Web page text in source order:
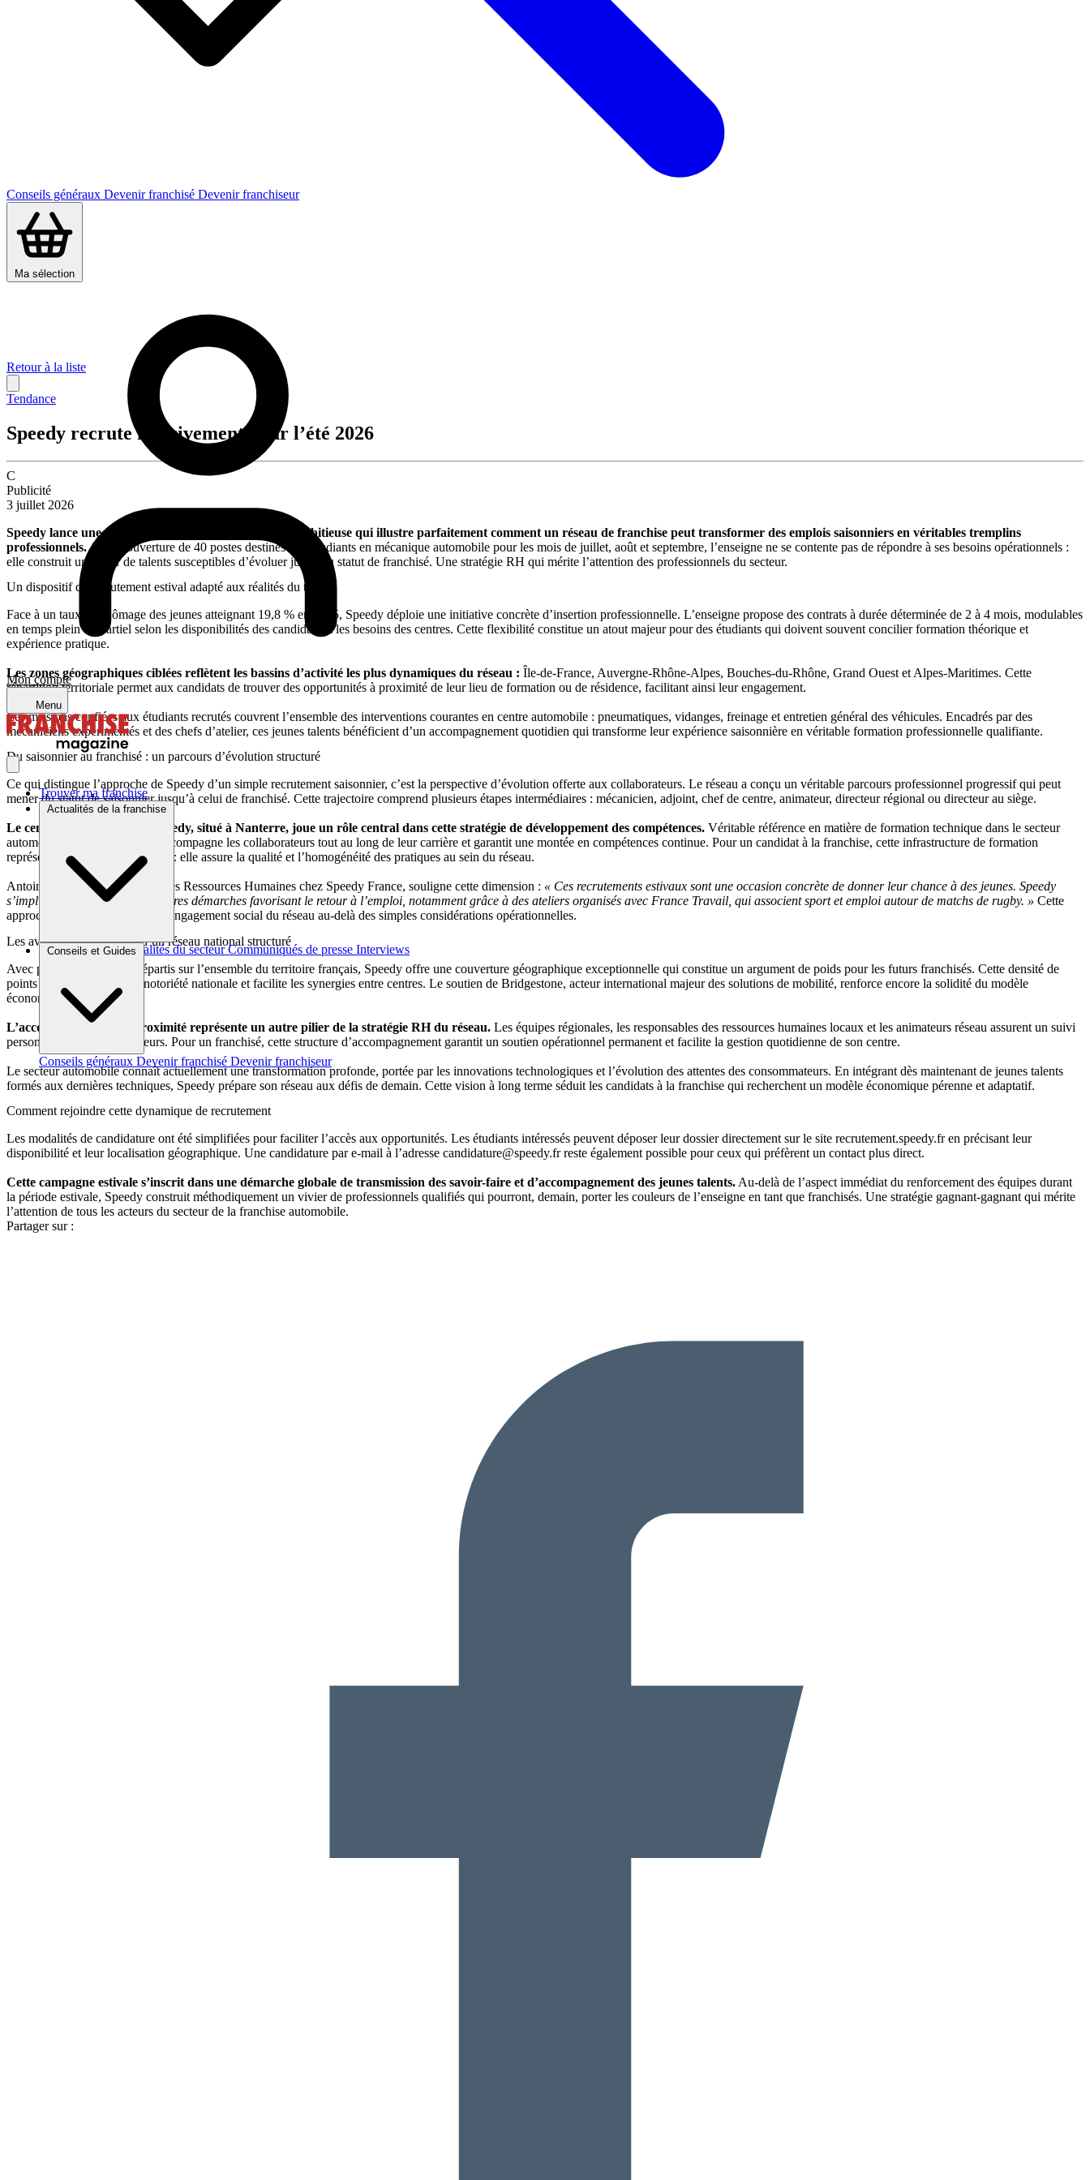
Conseils généraux Devenir franchisé Devenir franchiseur
Ma sélection
Mon compte
Menu
Trouver ma franchise
Actualités de la franchise
Brèves et actus Actualités du secteur Communiqués de presse Interviews
Conseils et Guides
Conseils généraux Devenir franchisé Devenir franchiseur
Retour à la liste
Tendance
Speedy recrute massivement pour l’été 2026
C
Publicité
3 juillet 2026
Speedy lance une campagne de recrutement estivale ambitieuse qui illustre parfaitement comment un réseau de franchise peut transformer des emplois saisonniers en véritables tremplins
professionnels.Avec l’ouverture de 40 postes destinés aux étudiants en mécanique automobile pour les mois de juillet, août et septembre, l’enseigne ne se contente pas de répondre à ses besoins opérationnels :
elle construit un vivier de talents susceptibles d’évoluer jusqu’au statut de franchisé. Une stratégie RH qui mérite l’attention des professionnels du secteur.
Un dispositif de recrutement estival adapté aux réalités du terrain
Face à un taux de chômage des jeunes atteignant 19,8 % en 2025, Speedy déploie une initiative concrète d’insertion professionnelle. L’enseigne propose des contrats à durée déterminée de 2 à 4 mois, modulables
en temps plein ou partiel selon les disponibilités des candidats et les besoins des centres. Cette flexibilité constitue un atout majeur pour des étudiants qui doivent souvent concilier formation théorique et
expérience pratique.
Les zones géographiques ciblées reflètent les bassins d’activité les plus dynamiques du réseau : Île-de-France, Auvergne-Rhône-Alpes, Bouches-du-Rhône, Grand Ouest et Alpes-Maritimes. Cette
répartition territoriale permet aux candidats de trouver des opportunités à proximité de leur lieu de formation ou de résidence, facilitant ainsi leur engagement.
Les missions confiées aux étudiants recrutés couvrent l’ensemble des interventions courantes en centre automobile : pneumatiques, vidanges, freinage et entretien général des véhicules. Encadrés par des
mécaniciens expérimentés et des chefs d’atelier, ces jeunes talents bénéficient d’un accompagnement quotidien qui transforme leur expérience saisonnière en véritable formation professionnelle qualifiante.
Du saisonnier au franchisé : un parcours d’évolution structuré
Ce qui distingue l’approche de Speedy d’un simple recrutement saisonnier, c’est la perspective d’évolution offerte aux collaborateurs. Le réseau a conçu un véritable parcours professionnel progressif qui peut
mener du statut de saisonnier jusqu’à celui de franchisé. Cette trajectoire comprend plusieurs étapes intermédiaires : mécanicien, adjoint, chef de centre, animateur, directeur régional ou directeur au siège.
Le centre de formation de Speedy, situé à Nanterre, joue un rôle central dans cette stratégie de développement des compétences. Véritable référence en matière de formation technique dans le secteur
automobile, cet établissement accompagne les collaborateurs tout au long de leur carrière et garantit une montée en compétences continue. Pour un candidat à la franchise, cette infrastructure de formation
représente un atout considérable : elle assure la qualité et l’homogénéité des pratiques au sein du réseau.
Antoine Hooreman, Directeur des Ressources Humaines chez Speedy France, souligne cette dimension : « Ces recrutements estivaux sont une occasion concrète de donner leur chance à des jeunes. Speedy
s’implique également dans d’autres démarches favorisant le retour à l’emploi, notamment grâce à des ateliers organisés avec France Travail, qui associent sport et emploi autour de matchs de rugby. » Cette
approche innovante démontre l’engagement social du réseau au-delà des simples considérations opérationnelles.
Les avantages compétitifs d’un réseau national structuré
Avec près de 500 centres répartis sur l’ensemble du territoire français, Speedy offre une couverture géographique exceptionnelle qui constitue un argument de poids pour les futurs franchisés. Cette densité de
points de vente assure une notoriété nationale et facilite les synergies entre centres. Le soutien de Bridgestone, acteur international majeur des solutions de mobilité, renforce encore la solidité du modèle
économique.
L’accompagnement de proximité représente un autre pilier de la stratégie RH du réseau. Les équipes régionales, les responsables des ressources humaines locaux et les animateurs réseau assurent un suivi
personnalisé des collaborateurs. Pour un franchisé, cette structure d’accompagnement garantit un soutien opérationnel permanent et facilite la gestion quotidienne de son centre.
Le secteur automobile connaît actuellement une transformation profonde, portée par les innovations technologiques et l’évolution des attentes des consommateurs. En intégrant dès maintenant de jeunes talents
formés aux dernières techniques, Speedy prépare son réseau aux défis de demain. Cette vision à long terme séduit les candidats à la franchise qui recherchent un modèle économique pérenne et adaptatif.
Comment rejoindre cette dynamique de recrutement
Les modalités de candidature ont été simplifiées pour faciliter l’accès aux opportunités. Les étudiants intéressés peuvent déposer leur dossier directement sur le site recrutement.speedy.fr en précisant leur
disponibilité et leur localisation géographique. Une candidature par e-mail à l’adresse candidature@speedy.frreste également possible pour ceux qui préfèrent un contact plus direct.
Cette campagne estivale s’inscrit dans une démarche globale de transmission des savoir-faire et d’accompagnement des jeunes talents. Au-delà de l’aspect immédiat du renforcement des équipes durant
la période estivale, Speedy construit méthodiquement un vivier de professionnels qualifiés qui pourront, demain, porter les couleurs de l’enseigne en tant que franchisés. Une stratégie gagnant-gagnant qui mérite
l’attention de tous les acteurs du secteur de la franchise automobile.
Partager sur :